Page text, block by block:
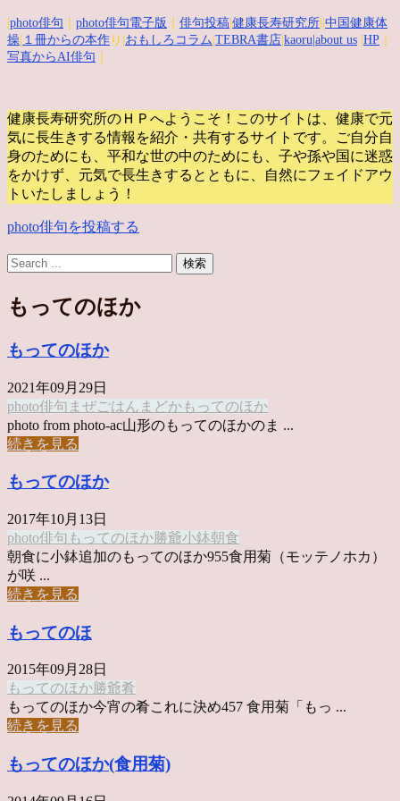
photo俳句 photo俳句電子版 俳句投稿 健康長寿研究所 中国健康体
操 １冊からの本作 り| おもしろコラム TEBRA書店 kaoru |about us HP
写真からAI俳句
健康長寿研究所のＨＰへようこそ！このサイトは、健康で元
気に長生きする情報を紹介・共有するサイトです。
ご自分自
身のためにも、平和な世の中のためにも、子や孫や国に迷惑
をかけず、元気で長生きするとともに、自然にフェイドアウ
トいたしましょう！
photo俳句を投稿する
もってのほか
もってのほか
2021年09月29日
photo俳句 まぜごはん まどかもってのほか
photo from photo-ac山形のもってのほかのま ...
続きを見る
もってのほか
2017年10月13日
photo俳句 もってのほか勝爺小鉢朝食
朝食に小鉢追加のもってのほか955食用菊（モッテノホカ）
が咲 ...
続きを見る
もってのほ
2015年09月28日
もってのほか勝爺肴
もってのほか今宵の肴これに決め457 食用菊「もっ ...
続きを見る
もってのほか(食用菊)